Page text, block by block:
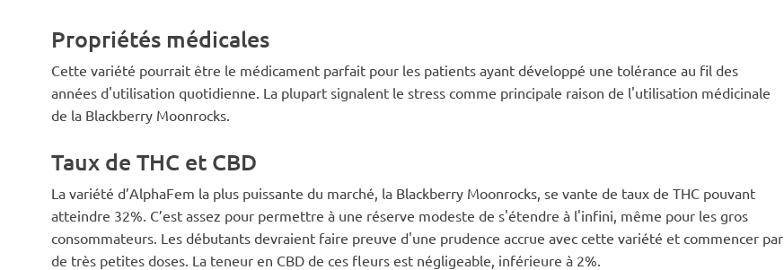
Propriétés médicales
Cette variété pourrait être le médicament parfait pour les patients ayant développé une tolérance au fil des
années d'utilisation quotidienne. La plupart signalent le stress comme principale raison de l'utilisation médicinale
de la Blackberry Moonrocks.
Taux de THC et CBD
La variété d’AlphaFem la plus puissante du marché, la Blackberry Moonrocks, se vante de taux de THC pouvant
atteindre 32%. C’est assez pour permettre à une réserve modeste de s'étendre à l'infini, même pour les gros
consommateurs. Les débutants devraient faire preuve d'une prudence accrue avec cette variété et commencer par
de très petites doses. La teneur en CBD de ces fleurs est négligeable, inférieure à 2%.